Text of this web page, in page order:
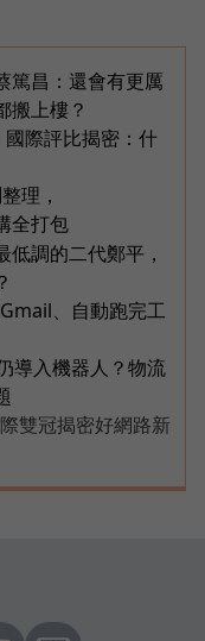
篤昌：還會有更厲
搬上樓？
際評比揭密：什
理，
全打包
調的二代鄭平，
、自動跑完工
導入機器人？物流
雙冠揭密好網路新